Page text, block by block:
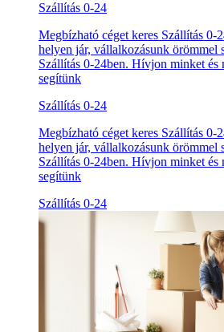
Szállítás 0-24
Megbízható céget keres Szállítás 0-
helyen jár, vállalkozásunk örömmel
Szállítás 0-24ben. Hívjon minket és
segítünk
Szállítás 0-24
Megbízható céget keres Szállítás 0-
helyen jár, vállalkozásunk örömmel
Szállítás 0-24ben. Hívjon minket és
segítünk
Szállítás 0-24